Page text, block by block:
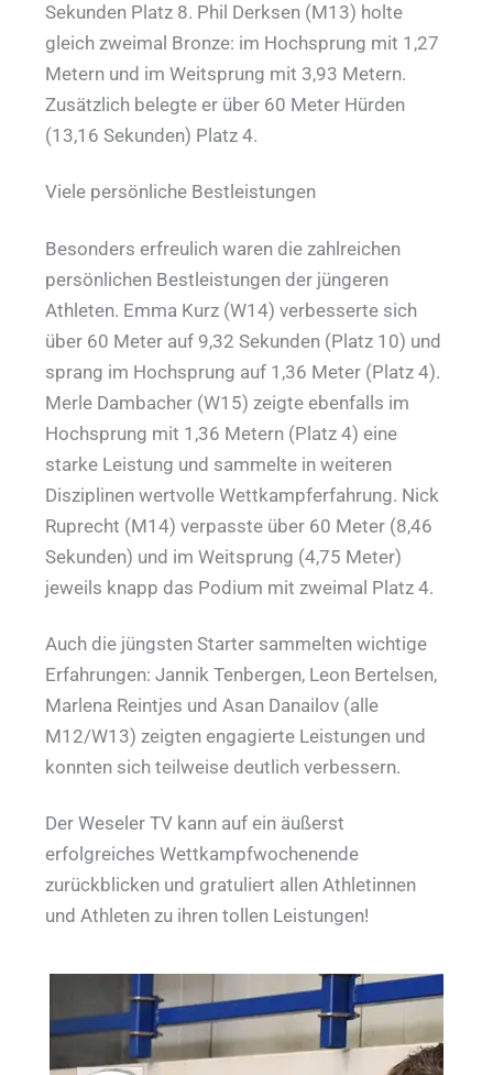
Sekunden Platz 8. Phil Derksen (M13) holte
gleich zweimal Bronze: im Hochsprung mit 1,27
Metern und im Weitsprung mit 3,93 Metern.
Zusätzlich belegte er über 60 Meter Hürden
(13,16 Sekunden) Platz 4.
Viele persönliche Bestleistungen
Besonders erfreulich waren die zahlreichen
persönlichen Bestleistungen der jüngeren
Athleten. Emma Kurz (W14) verbesserte sich
über 60 Meter auf 9,32 Sekunden (Platz 10) und
sprang im Hochsprung auf 1,36 Meter (Platz 4).
Merle Dambacher (W15) zeigte ebenfalls im
Hochsprung mit 1,36 Metern (Platz 4) eine
starke Leistung und sammelte in weiteren
Disziplinen wertvolle Wettkampferfahrung. Nick
Ruprecht (M14) verpasste über 60 Meter (8,46
Sekunden) und im Weitsprung (4,75 Meter)
jeweils knapp das Podium mit zweimal Platz 4.
Auch die jüngsten Starter sammelten wichtige
Erfahrungen: Jannik Tenbergen, Leon Bertelsen,
Marlena Reintjes und Asan Danailov (alle
M12/W13) zeigten engagierte Leistungen und
konnten sich teilweise deutlich verbessern.
Der Weseler TV kann auf ein äußerst
erfolgreiches Wettkampfwochenende
zurückblicken und gratuliert allen Athletinnen
und Athleten zu ihren tollen Leistungen!